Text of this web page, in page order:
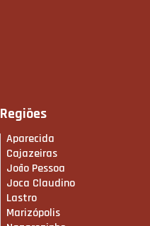
Regiões
Aparecida
Cajazeiras
João Pessoa
Joca Claudino
Lastro
Marizópolis